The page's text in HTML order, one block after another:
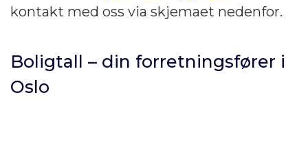
kontakt med oss via skjemaet nedenfor.
Boligtall – din forretningsfører i
Oslo